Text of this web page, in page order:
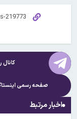
صفحه رسمی
اخبار مرتبط